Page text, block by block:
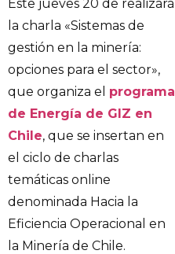
Este jueves 20 de realizará
la charla «Sistemas de
gestión en la minería:
opciones para el sector»,
que organiza el programa
de Energía de GIZ en
Chile, que se insertan en
el ciclo de charlas
temáticas online
denominada Hacia la
Eficiencia Operacional en
la Minería de Chile.